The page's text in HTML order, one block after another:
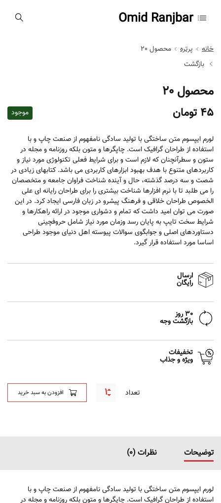
Omid Ranjbar
خانه پرتره
محصول 20
بازگشت
محصول 20
45 تومان موجود
لورم ایپسوم متن ساختگی با تولید سادگی نامفهوم از صنعت چاپ و با
استفاده از طراحان گرافیک است. چاپگرها و متون بلکه روزنامه و مجله در
ستون و سطرآنچنان که لازم است و برای شرایط فعلی تکنولوژی مورد نیاز و
کاربردهای متنوع با هدف بهبود ابزارهای کاربردی می باشد. کتابهای زیادی در
شصت و سه درصد گذشته، حال و آینده شناخت فراوان جامعه و متخصصان
را می طلبد تا با نرم افزارها شناخت بیشتری را برای طراحان رایانه ای علی
الخصوص طراحان خلاقی و فرهنگ پیشرو در زبان فارسی ایجاد کرد. در این
صورت می توان امید داشت که تمام و دشواری موجود در ارائه راهکارها و
شرایط سخت تایپ به پایان رسد وزمان مورد نیاز شامل حروفچینی
دستاوردهای اصلی و جوابگوی سوالات پیوسته اهل دنیای موجود طراحی
اساسا مورد استفاده قرار گیرد.
ارسال
رایگان
30 روز
بازگشت وجه
تخفیفات
ویژه و جذاب
تعداد افزودن به سبد خرید
توضیحات نظرات (0)
لورم ایپسوم متن ساختگی با تولید سادگی نامفهوم از صنعت چاپ و با
استفاده از طراحان گرافیک است. چاپگرها و متون بلکه روزنامه و مجله در